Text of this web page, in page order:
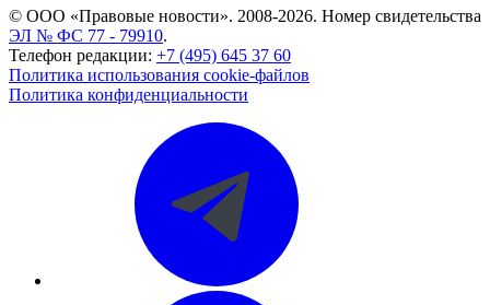
© ООО «Правовые новости». 2008-2026. Номер свидетельства
ЭЛ № ФС 77 - 79910.
Телефон редакции: +7 (495) 645 37 60
Политика использования cookie-файлов
Политика конфиденциальности